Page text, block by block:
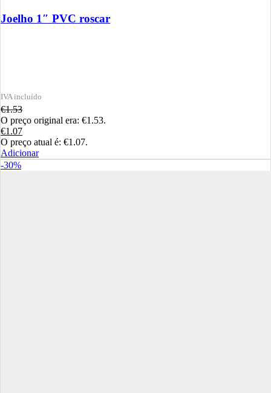
Joelho 1″ PVC roscar
€1.53
O preço original era: €1.53.
€1.07
O preço atual é: €1.07.
Adicionar
-30%